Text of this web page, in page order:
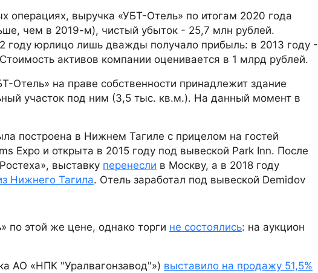
операциях, выручка «УБТ-Отель» по итогам 2020 года
чем в 2019-м), чистый убыток - 25,7 млн рублей.
году юрлицо лишь дважды получало прибыль: в 2013 году -
активов компании оценивается в 1 млрд рублей.
Отель» на праве собственности принадлежит здание
участок под ним (3,5 тыс. кв.м.). На данный момент в
построена в Нижнем Тагиле с прицелом на гостей
Expo и открыта в 2015 году под вывеской Park Inn. После
выставку перенесли в Москву, а в 2018 году
Нижнего Тагила. Отель заработал под вывеской Demidov
по этой же цене, однако торги не состоялись: на аукцион
АО «НПК "Уралвагонзавод"») выставило на продажу 51,5%